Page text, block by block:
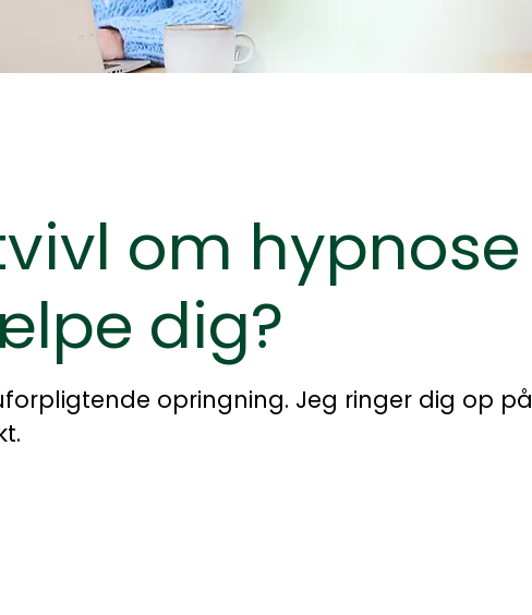
om hypnose
dig?
opringning. Jeg ringer dig op på